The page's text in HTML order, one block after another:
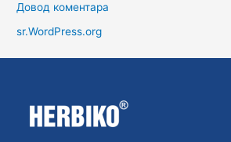
Довод коментара
sr.WordPress.org